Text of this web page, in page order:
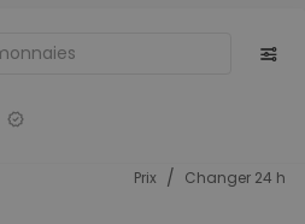
Prix / Changer 24 h